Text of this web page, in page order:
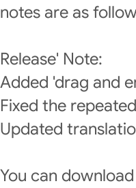
notes are as
Release' Note:
Added 'drag and
Fixed the
Updated
You can